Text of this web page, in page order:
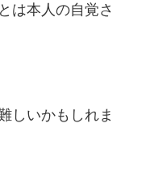
は本人の自覚さ
しいかもしれま